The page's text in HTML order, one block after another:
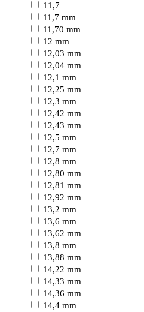
11,7
11,7 mm
11,70 mm
12 mm
12,03 mm
12,04 mm
12,1 mm
12,25 mm
12,3 mm
12,42 mm
12,43 mm
12,5 mm
12,7 mm
12,8 mm
12,80 mm
12,81 mm
12,92 mm
13,2 mm
13,6 mm
13,62 mm
13,8 mm
13,88 mm
14,22 mm
14,33 mm
14,36 mm
14,4 mm